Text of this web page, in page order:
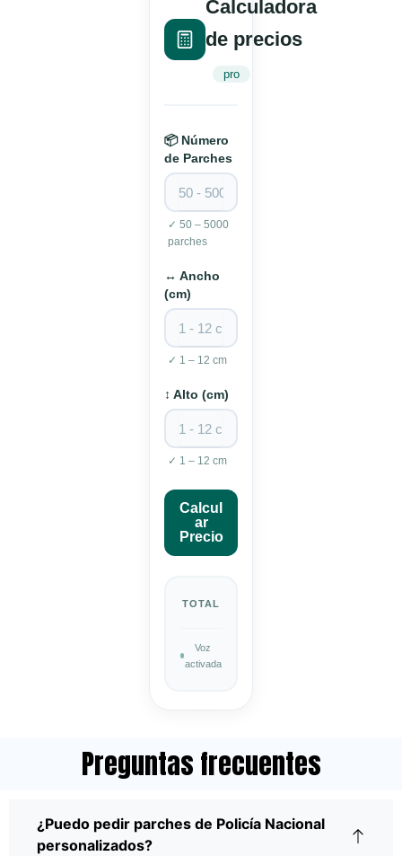
Calculadora
de precios
pro
📦 Número
de Parches
✓ 50 – 5000
parches
↔ Ancho
(cm)
✓ 1 – 12 cm
↕ Alto (cm)
✓ 1 – 12 cm
Calcul
ar
Precio
TOTAL
Voz
activada
Preguntas frecuentes
¿Puedo pedir parches de Policía Nacional
personalizados?